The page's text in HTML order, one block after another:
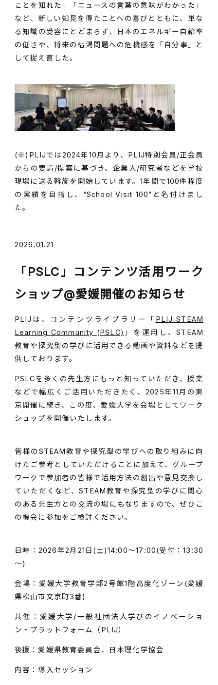
ことを知れた」「ニュースの言葉の意味がわかった」
など、新しい知見を得たことへの喜びとともに、単な
る知識の受容にとどまらず、日本のエネルギー自給率
の低さや、将来の枯渇問題への危機感を「自分事」と
して捉え直した。
(※)PLIJでは2024年10月より、PLIJ特別会員/正会員
からの要請/提案に基づき、企業人/研究者などを学校
現場に送る斡旋を開始しています。1年間で100件程度
の実績を目指し、“School Visit 100”と名付けまし
た。
2026.01.21
「PSLC」コンテンツ活用ワーク
ショップ@愛媛開催のお知らせ
PLIJは、コンテンツライブラリー「 PLIJ STEAM
Learning Community (PSLC) 」を運用し、STEAM
教育や探究型の学びに活用できる動画や資料などを提
供しております。
PSLCを多くの先生方にもっと知っていただき、授業
などで幅広くご活用いただきたく、2025年11月の東
京開催に続き、この度、愛媛大学を会場としてワーク
ショップを開催いたします。
皆様のSTEAM教育や探究型の学びへの取り組みに向
けたご参考としていただけることに加えて、グループ
ワークで参加者の皆様で活用方法の創出や意見交換し
ていただくなど、STEAM教育や探究型の学びに関心
のある先生方との交流の場にもなりますので、ぜひこ
の機会に参加をご検討ください。
日時：2026年2月21日(土)14:00～17:00(受付：13:30
～)
会場：愛媛大学教育学部2号館1階高度化ゾーン(愛媛
県松山市文京町3番)
共催：愛媛大学/一般社団法人学びのイノベーショ
ン・プラットフォーム（PLIJ）
後援：愛媛県教育委員会、日本理化学協会
内容：導入セッション